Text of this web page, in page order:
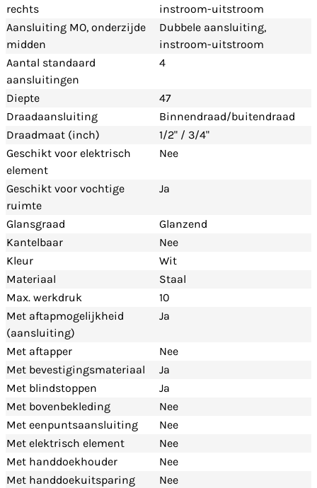
rechts
instroom-uitstroom
Aansluiting MO, onderzijde
midden
Dubbele aansluiting,
instroom-uitstroom
Aantal standaard
aansluitingen
4
Diepte
47
Draadaansluiting
Binnendraad/buitendraad
Draadmaat (inch)
1/2" / 3/4"
Geschikt voor elektrisch
element
Nee
Geschikt voor vochtige
ruimte
Ja
Glansgraad
Glanzend
Kantelbaar
Nee
Kleur
Wit
Materiaal
Staal
Max. werkdruk
10
Met aftapmogelijkheid
(aansluiting)
Ja
Met aftapper
Nee
Met bevestigingsmateriaal
Ja
Met blindstoppen
Ja
Met bovenbekleding
Nee
Met eenpuntsaansluiting
Nee
Met elektrisch element
Nee
Met handdoekhouder
Nee
Met handdoekuitsparing
Nee